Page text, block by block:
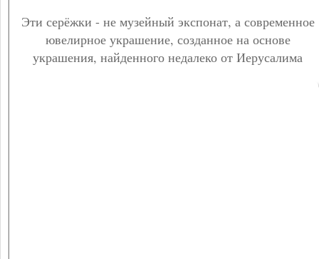
Эти серёжки - не музейный экспонат, а современное
ювелирное украшение, созданное на основе
украшения, найденного недалеко от Иерусалима